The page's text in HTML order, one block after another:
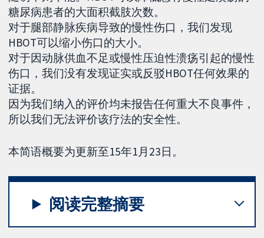
糖尿病患者的大面积截肢次数。
对于腿部静脉疾病导致的慢性伤口，我们发现
HBOT可以缩小伤口的大小。
对于因动脉供血不足或慢性压迫性溃疡引起的慢性
伤口，我们没有发现证实或反驳HBOT任何效果的
证据。
因为我们纳入的评价均未报告任何重大不良事件，
所以我们无法评价该疗法的安全性。
本简语概要为更新至15年1月23日。
阅读完整摘要